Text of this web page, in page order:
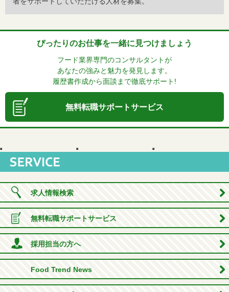
ぴったりのお仕事を一緒に見つけましょう
フード業界専門のコンサルタントが
あなたの強みと魅力を発見します。
履歴書作成から面談まで徹底サポート!
無料転職サポートサービス
求人情報検索
無料転職サポートサービス
採用担当の方へ
Food Trend News